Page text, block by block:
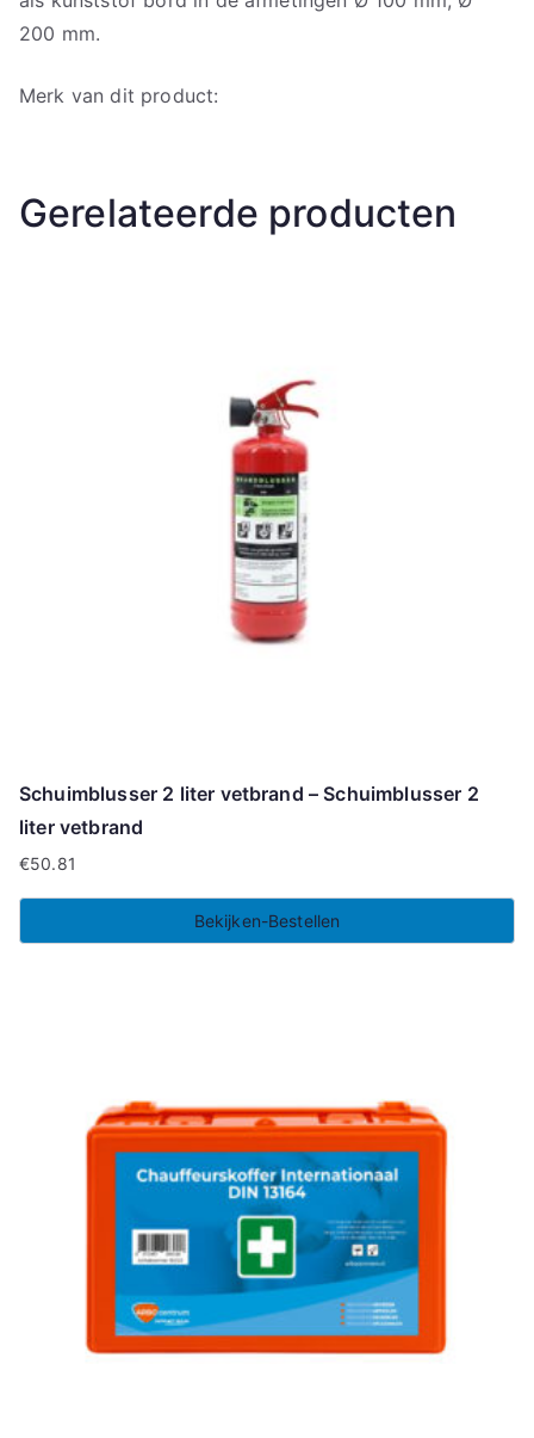
200 mm.
Merk van dit product:
Gerelateerde producten
Schuimblusser 2 liter vetbrand – Schuimblusser 2
liter vetbrand
€50.81
Bekijken-Bestellen